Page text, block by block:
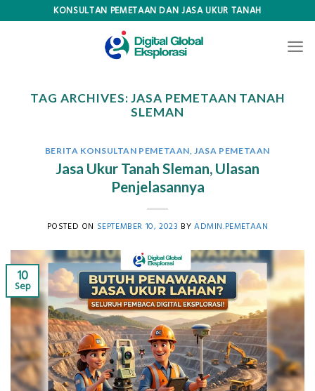
KONSULTAN PEMETAAN DAN JASA UKUR TANAH
TAG ARCHIVES:JASA PEMETAAN TANAH
SLEMAN
BERITA KONSULTAN PEMETAAN JASA PEMETAAN
Jasa Ukur Tanah Sleman, Ulasan
Penjelasannya
POSTED ON SEPTEMBER 10, 2023 BY ADMIN.PEMETAAN
10
Sep